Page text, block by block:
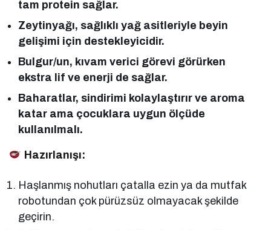
tam protein sağlar.
Zeytinyağı, sağlıklı yağ asitleriyle beyin
gelişimi için destekleyicidir.
Bulgur/un, kıvam verici görevi görürken
ekstra lif ve enerji de sağlar.
Baharatlar, sindirimi kolaylaştırır ve aroma
katar ama çocuklara uygun ölçüde
kullanılmalı.
Hazırlanışı:
Haşlanmış nohutları çatalla ezin ya da mutfak
robotundan çok pürüzsüz olmayacak şekilde
geçirin.